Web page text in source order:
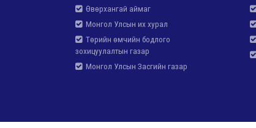
Өвөрхангай аймаг
Монгол Улсын их хурал
Төрийн өмчийн бодлого
зохицуулалтын газар
Монгол Улсын Засгийн газар